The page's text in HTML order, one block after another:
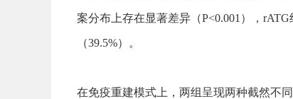
案分布上存在显著差异（P<0.001），
（39.5%）。
在免疫重建模式上，两组呈现两种截然不同